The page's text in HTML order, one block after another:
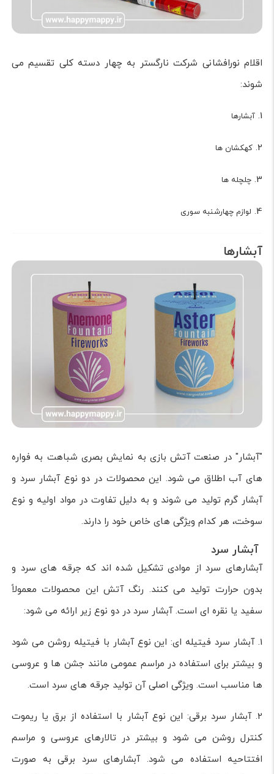
اقلام نورافشانی شرکت نارگستر به چهار دسته کلی تقسیم می
شوند:
1. آبشارها
2. کهکشان ها
3. چلچله ها
4. لوازم چهارشنبه سوری
آبشارها
"آبشار" در صنعت آتش بازی به نمایش بصری شباهت به فواره
های آب اطلاق می شود. این محصولات در دو نوع آبشار سرد و
آبشار گرم تولید می شوند و به دلیل تفاوت در مواد اولیه و نوع
سوخت، هر کدام ویژگی های خاص خود را دارند.
آبشار سرد
آبشارهای سرد از موادی تشکیل شده اند که جرقه های سرد و
بدون حرارت تولید می کنند. رنگ آتش این محصولات معمولاً
سفید یا نقره ای است. آبشار سرد در دو نوع زیر ارائه می شود:
1. آبشار سرد فیتیله ای: این نوع آبشار با فیتیله روشن می شود
و بیشتر برای استفاده در مراسم عمومی مانند جشن ها و عروسی
ها مناسب است. ویژگی اصلی آن تولید جرقه های سرد است.
2. آبشار سرد برقی: این نوع آبشار با استفاده از برق یا ریموت
کنترل روشن می شود و بیشتر در تالارهای عروسی و مراسم
افتتاحیه استفاده می شود. آبشارهای سرد برقی به صورت